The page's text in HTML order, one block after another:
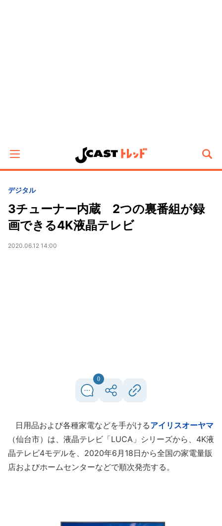
デジタル
3チューナー内蔵 2つの裏番組が録
画できる4K液晶テレビ
2020.06.12 14:00
0
日用品および各種家電などを手がけるアイリスオーヤマ
（仙台市）は、液晶テレビ「LUCA」シリーズから、4K液
晶テレビ4モデルを、2020年6月18日から全国の家電量販
店およびホームセンターなどで順次発売する。